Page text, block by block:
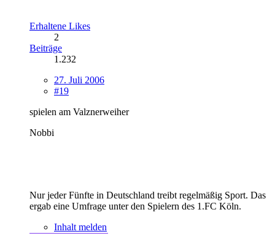
Erhaltene Likes
2
Beiträge
1.232
27. Juli 2006
#19
spielen am Valznerweiher
Nobbi
Nur jeder Fünfte in Deutschland treibt regelmäßig Sport. Das
ergab eine Umfrage unter den Spielern des 1.FC Köln.
Inhalt melden